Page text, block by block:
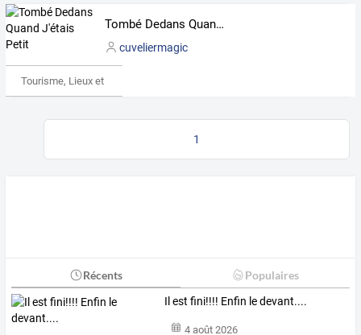
Tombé Dedans Quand J'étais Petit
cuveliermagic
Tourisme, Lieux et Événements
1
Récents Populaires
Il est fini!!!! Enfin le devant....
4 août 2026